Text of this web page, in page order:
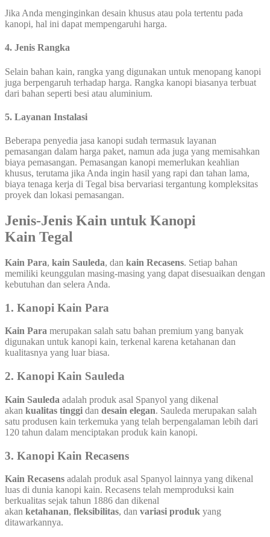
Jika Anda menginginkan desain khusus atau pola tertentu pada
kanopi, hal ini dapat mempengaruhi harga.
4. Jenis Rangka
Selain bahan kain, rangka yang digunakan untuk menopang kanopi
juga berpengaruh terhadap harga. Rangka kanopi biasanya terbuat
dari bahan seperti besi atau aluminium.
5. Layanan Instalasi
Beberapa penyedia jasa kanopi sudah termasuk layanan
pemasangan dalam harga paket, namun ada juga yang memisahkan
biaya pemasangan. Pemasangan kanopi memerlukan keahlian
khusus, terutama jika Anda ingin hasil yang rapi dan tahan lama,
biaya tenaga kerja di Tegal bisa bervariasi tergantung kompleksitas
proyek dan lokasi pemasangan.
Jenis-Jenis Kain untuk Kanopi
Kain Tegal
Kain Para, kain Sauleda, dan kain Recasens. Setiap bahan
memiliki keunggulan masing-masing yang dapat disesuaikan dengan
kebutuhan dan selera Anda.
1. Kanopi Kain Para
Kain Para merupakan salah satu bahan premium yang banyak
digunakan untuk kanopi kain, terkenal karena ketahanan dan
kualitasnya yang luar biasa.
2. Kanopi Kain Sauleda
Kain Sauleda adalah produk asal Spanyol yang dikenal
akan kualitas tinggi dan desain elegan. Sauleda merupakan salah
satu produsen kain terkemuka yang telah berpengalaman lebih dari
120 tahun dalam menciptakan produk kain kanopi.
3. Kanopi Kain Recasens
Kain Recasens adalah produk asal Spanyol lainnya yang dikenal
luas di dunia kanopi kain. Recasens telah memproduksi kain
berkualitas sejak tahun 1886 dan dikenal
akan ketahanan, fleksibilitas, dan variasi produk yang
ditawarkannya.